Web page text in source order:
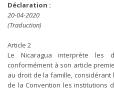
Déclaration :
20-04-2020
(Traduction)
Article 2
Le Nicaragua interprète les
conformément à son article
au droit de la famille, considérant
de la Convention les institutions